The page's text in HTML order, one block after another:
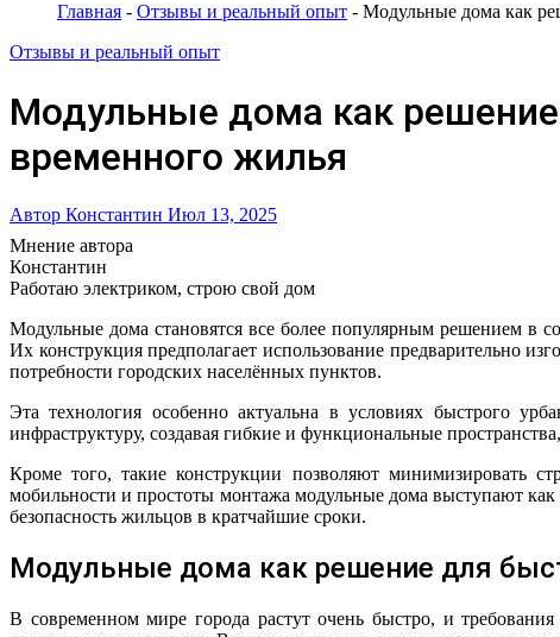
Главная - Отзывы и реальный опыт - Модульные дома как
Отзывы и реальный опыт
Модульные дома как
временного жилья
Автор Константин Июл 13, 2025
Мнение автора
Константин
Работаю электриком, строю свой дом
Модульные дома становятся все более популярным решением в
Их конструкция предполагает использование предварительно
потребности городских населённых пунктов.
Эта технология особенно актуальна в условиях быстрого урбанистического роста и ограниченности городских территорий. Модульные дома легко интегрируются в существующую
инфраструктуру, создавая гибкие и функциональные
Кроме того, такие конструкции позволяют минимизировать
мобильности и простоты монтажа модульные дома выступают
безопасность жильцов в кратчайшие сроки.
Модульные дома как решение для
В современном мире города растут очень быстро, и